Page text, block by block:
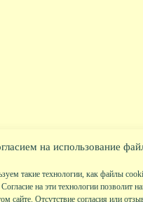
на использование
такие технологии, как файлы
на эти технологии позволит
сайте. Отсутствие согласия или